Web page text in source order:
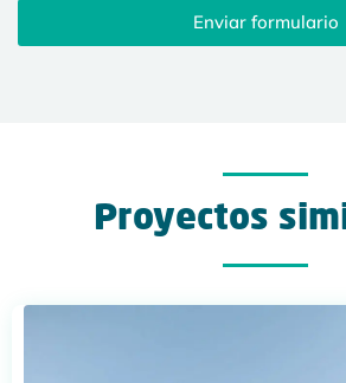
Enviar formulario
Proyectos